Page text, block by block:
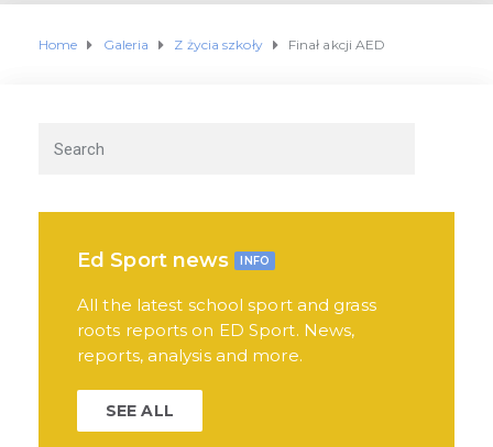
Home Galeria Z życia szkoły Finał akcji AED
Ed Sport news INFO
All the latest school sport and grass
roots reports on ED Sport. News,
reports, analysis and more.
SEE ALL